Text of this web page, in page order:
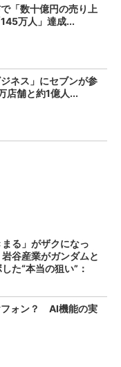
「数十億円の売り上
万人」達成...
ネス」にセブンが参
店舗と約1億人...
まる」がザクになっ
谷産業がガンダムと
た“本当の狙い”：
フォン？ AI機能の実